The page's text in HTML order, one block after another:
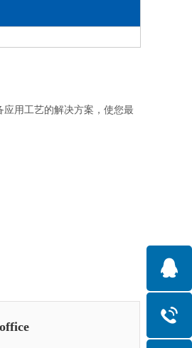
用工艺的解决方案，使您最